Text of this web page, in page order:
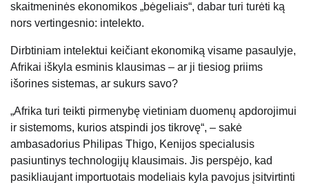
skaitmeninės ekonomikos „bėgeliais“, dabar turi turėti ką
nors vertingesnio: intelekto.
Dirbtiniam intelektui keičiant ekonomiką visame pasaulyje,
Afrikai iškyla esminis klausimas – ar ji tiesiog priims
išorines sistemas, ar sukurs savo?
„Afrika turi teikti pirmenybę vietiniam duomenų apdorojimui
ir sistemoms, kurios atspindi jos tikrovę“, – sakė
ambasadorius Philipas Thigo, Kenijos specialusis
pasiuntinys technologijų klausimais. Jis perspėjo, kad
pasikliaujant importuotais modeliais kyla pavojus įsitvirtinti